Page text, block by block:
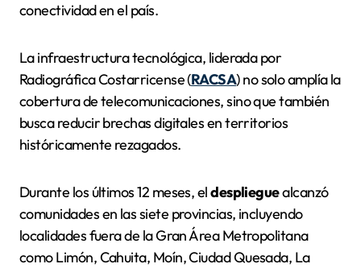
conectividad en el país.
La infraestructura tecnológica, liderada por
Radiográfica Costarricense (RACSA) no solo amplía la
cobertura de telecomunicaciones, sino que también
busca reducir brechas digitales en territorios
históricamente rezagados.
Durante los últimos 12 meses, eldesplieguealcanzó
comunidades en las siete provincias, incluyendo
localidades fuera de la Gran Área Metropolitana
como Limón, Cahuita, Moín, Ciudad Quesada, La